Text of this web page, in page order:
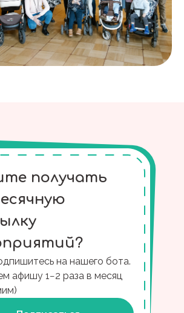
получать
на нашего бота.
афишу 1−2 раза в месяц